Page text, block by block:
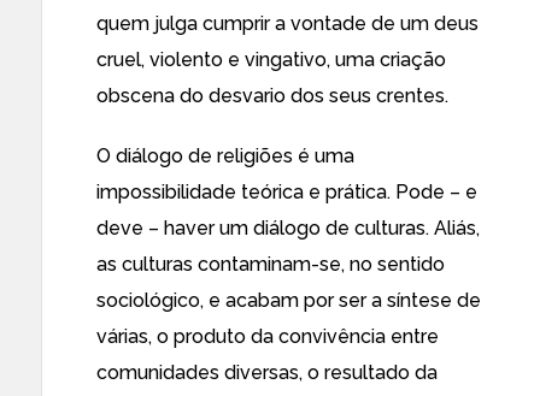
quem julga cumprir a vontade de um deus
cruel, violento e vingativo, uma criação
obscena do desvario dos seus crentes.
O diálogo de religiões é uma
impossibilidade teórica e prática. Pode – e
deve – haver um diálogo de culturas. Aliás,
as culturas contaminam-se, no sentido
sociológico, e acabam por ser a síntese de
várias, o produto da convivência entre
comunidades diversas, o resultado da